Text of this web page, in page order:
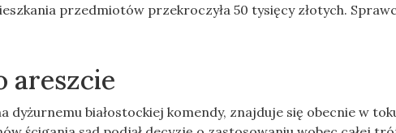
przedmiotów przekroczyła 50 tysięcy złotych.
areszcie
dyżurnemu białostockiej komendy, znajduje się obecnie w